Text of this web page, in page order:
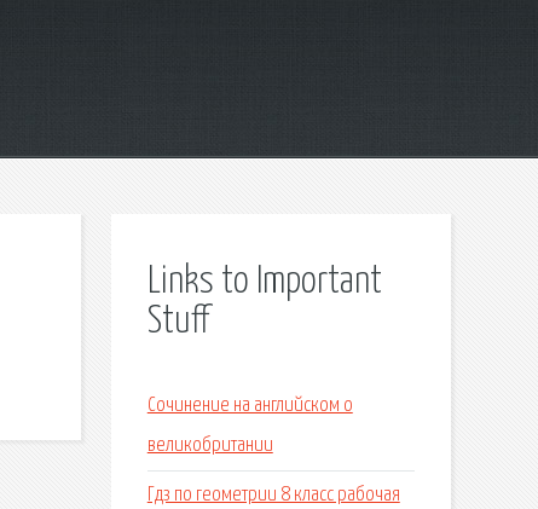
Links to Important
Stuff
Сочинение на английском о
великобритании
Гдз по геометрии 8 класс рабочая